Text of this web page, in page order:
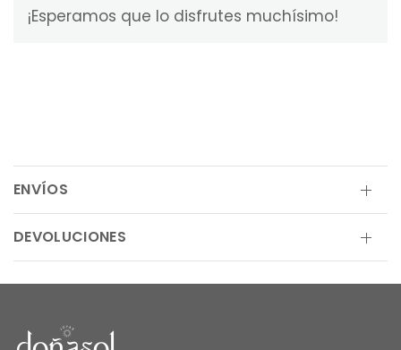
¡Esperamos que lo disfrutes muchísimo!
ENVÍOS
DEVOLUCIONES